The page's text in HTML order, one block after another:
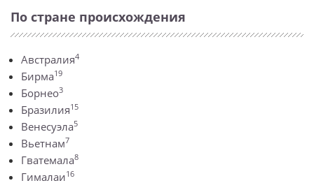
По стране происхождения
Австралия4
Бирма19
Борнео3
Бразилия15
Венесуэла5
Вьетнам7
Гватемала8
Гималаи16